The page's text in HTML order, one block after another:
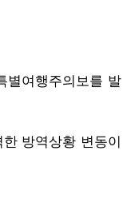
별여행주의보를 발
방역상황 변동이